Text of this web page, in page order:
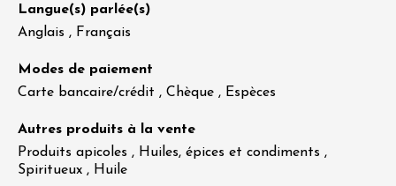
Langue(s) parlée(s)
Anglais , Français
Modes de paiement
Carte bancaire/crédit , Chèque , Espèces
Autres produits à la vente
Produits apicoles , Huiles, épices et condiments ,
Spiritueux , Huile